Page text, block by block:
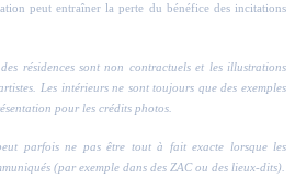
peut entraîner la perte du bénéfice des incitations
résidences sont non contractuels et les illustrations
Les intérieurs ne sont toujours que des exemples
pour les crédits photos.
parfois ne pas être tout à fait exacte lorsque les
(par exemple dans des ZAC ou des lieux-dits).